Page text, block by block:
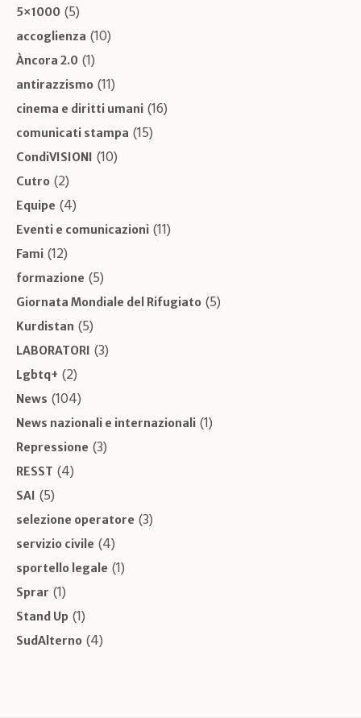
5×1000 (5)
accoglienza (10)
Àncora 2.0 (1)
antirazzismo (11)
cinema e diritti umani (16)
comunicati stampa (15)
CondiVISIONI (10)
Cutro (2)
Equipe (4)
Eventi e comunicazioni (11)
Fami (12)
formazione (5)
Giornata Mondiale del Rifugiato (5)
Kurdistan (5)
LABORATORI (3)
Lgbtq+ (2)
News (104)
News nazionali e internazionali (1)
Repressione (3)
RESST (4)
SAI (5)
selezione operatore (3)
servizio civile (4)
sportello legale (1)
Sprar (1)
Stand Up (1)
SudAlterno (4)